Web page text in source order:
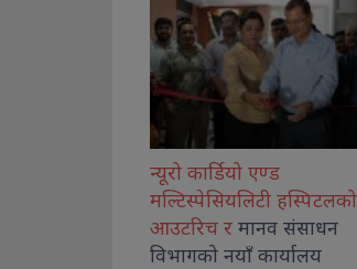
जीवन विकास सामुदायिक
अस्पतालमा बालबालिकाको
ल्याप्रोस्कोपिक शल्यक्रिया सेवा
सुरु